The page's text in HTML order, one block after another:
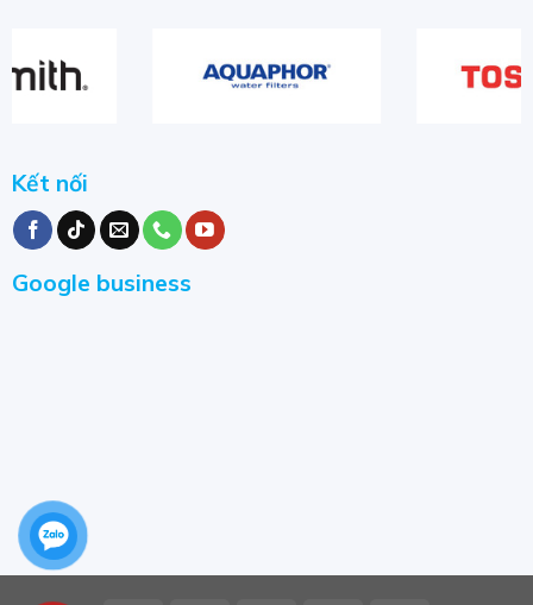
Kết nối
Google business